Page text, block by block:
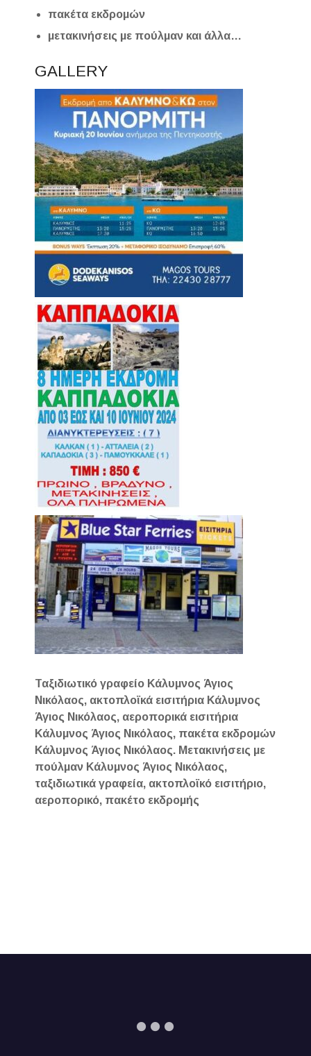
πακέτα εκδρομών
μετακινήσεις με πούλμαν και άλλα…
GALLERY
Ταξιδιωτικό γραφείο Κάλυμνος Άγιος
Νικόλαος, ακτοπλοϊκά εισιτήρια Κάλυμνος
Άγιος Νικόλαος, αεροπορικά εισιτήρια
Κάλυμνος Άγιος Νικόλαος, πακέτα εκδρομών
Κάλυμνος Άγιος Νικόλαος. Μετακινήσεις με
πούλμαν Κάλυμνος Άγιος Νικόλαος,
ταξιδιωτικά γραφεία, ακτοπλοϊκό εισιτήριο,
αεροπορικό, πακέτο εκδρομής